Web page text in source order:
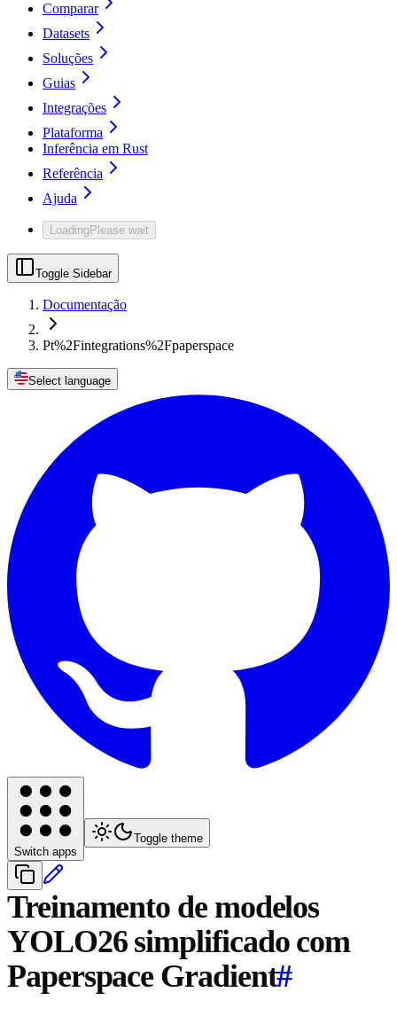
Comparar
Datasets
Soluções
Guias
Integrações
Plataforma
Inferência em Rust
Referência
Ajuda
LoadingPlease wait
Toggle Sidebar
Documentação
Pt%2Fintegrations%2Fpaperspace
Select language
Switch apps
Toggle theme
Treinamento de modelos
YOLO26 simplificado com
Paperspace Gradient#